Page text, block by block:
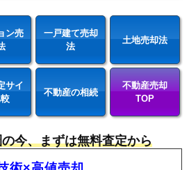
ン売
一戸建て売却
法
土地売却法
サイ
較
不動産の相続
不動産売却
TOP
今、まずは無料査定から